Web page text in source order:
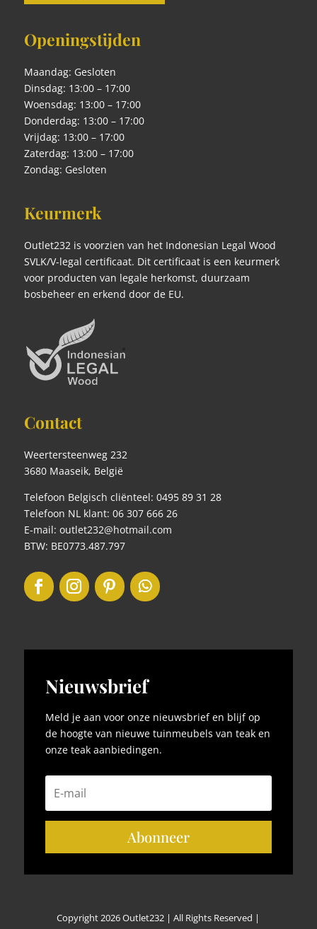
Openingstijden
Maandag: Gesloten
Dinsdag: 13:00 – 17:00
Woensdag: 13:00 – 17:00
Donderdag: 13:00 – 17:00
Vrijdag: 13:00 – 17:00
Zaterdag: 13:00 – 17:00
Zondag: Gesloten
Keurmerk
Outlet232 is voorzien van het Indonesian Legal Wood
SVLK/V-legal certificaat. Dit certificaat is een keurmerk
voor producten van legale herkomst, duurzaam
bosbeheer en erkend door de EU.
Contact
Weertersteenweg 232
3680 Maaseik, België
Telefoon Belgisch cliënteel: 0495 89 31 28
Telefoon NL klant: 06 307 666 26
E-mail: outlet232@hotmail.com
BTW: BE0773.487.797
Nieuwsbrief
Meld je aan voor onze nieuwsbrief en blijf op
de hoogte van nieuwe tuinmeubels van teak en
onze teak aanbiedingen.
Abonneer
Copyright 2026 Outlet232 | All Rights Reserved |